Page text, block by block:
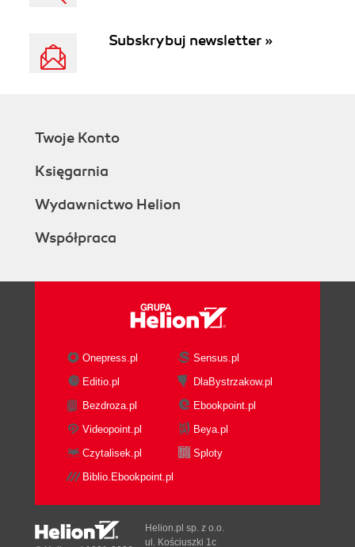
Subskrybuj newsletter »
Twoje Konto
Księgarnia
Wydawnictwo Helion
Współpraca
Onepress.pl
Sensus.pl
Editio.pl
DlaBystrzakow.pl
Bezdroza.pl
Ebookpoint.pl
Videopoint.pl
Beya.pl
Czytalisek.pl
Sploty
Biblio.Ebookpoint.pl
Helion.pl sp. z o.o.
ul. Kościuszki 1c